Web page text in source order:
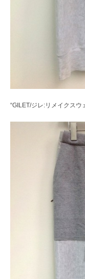
“GILET/ジレ:リメイクス